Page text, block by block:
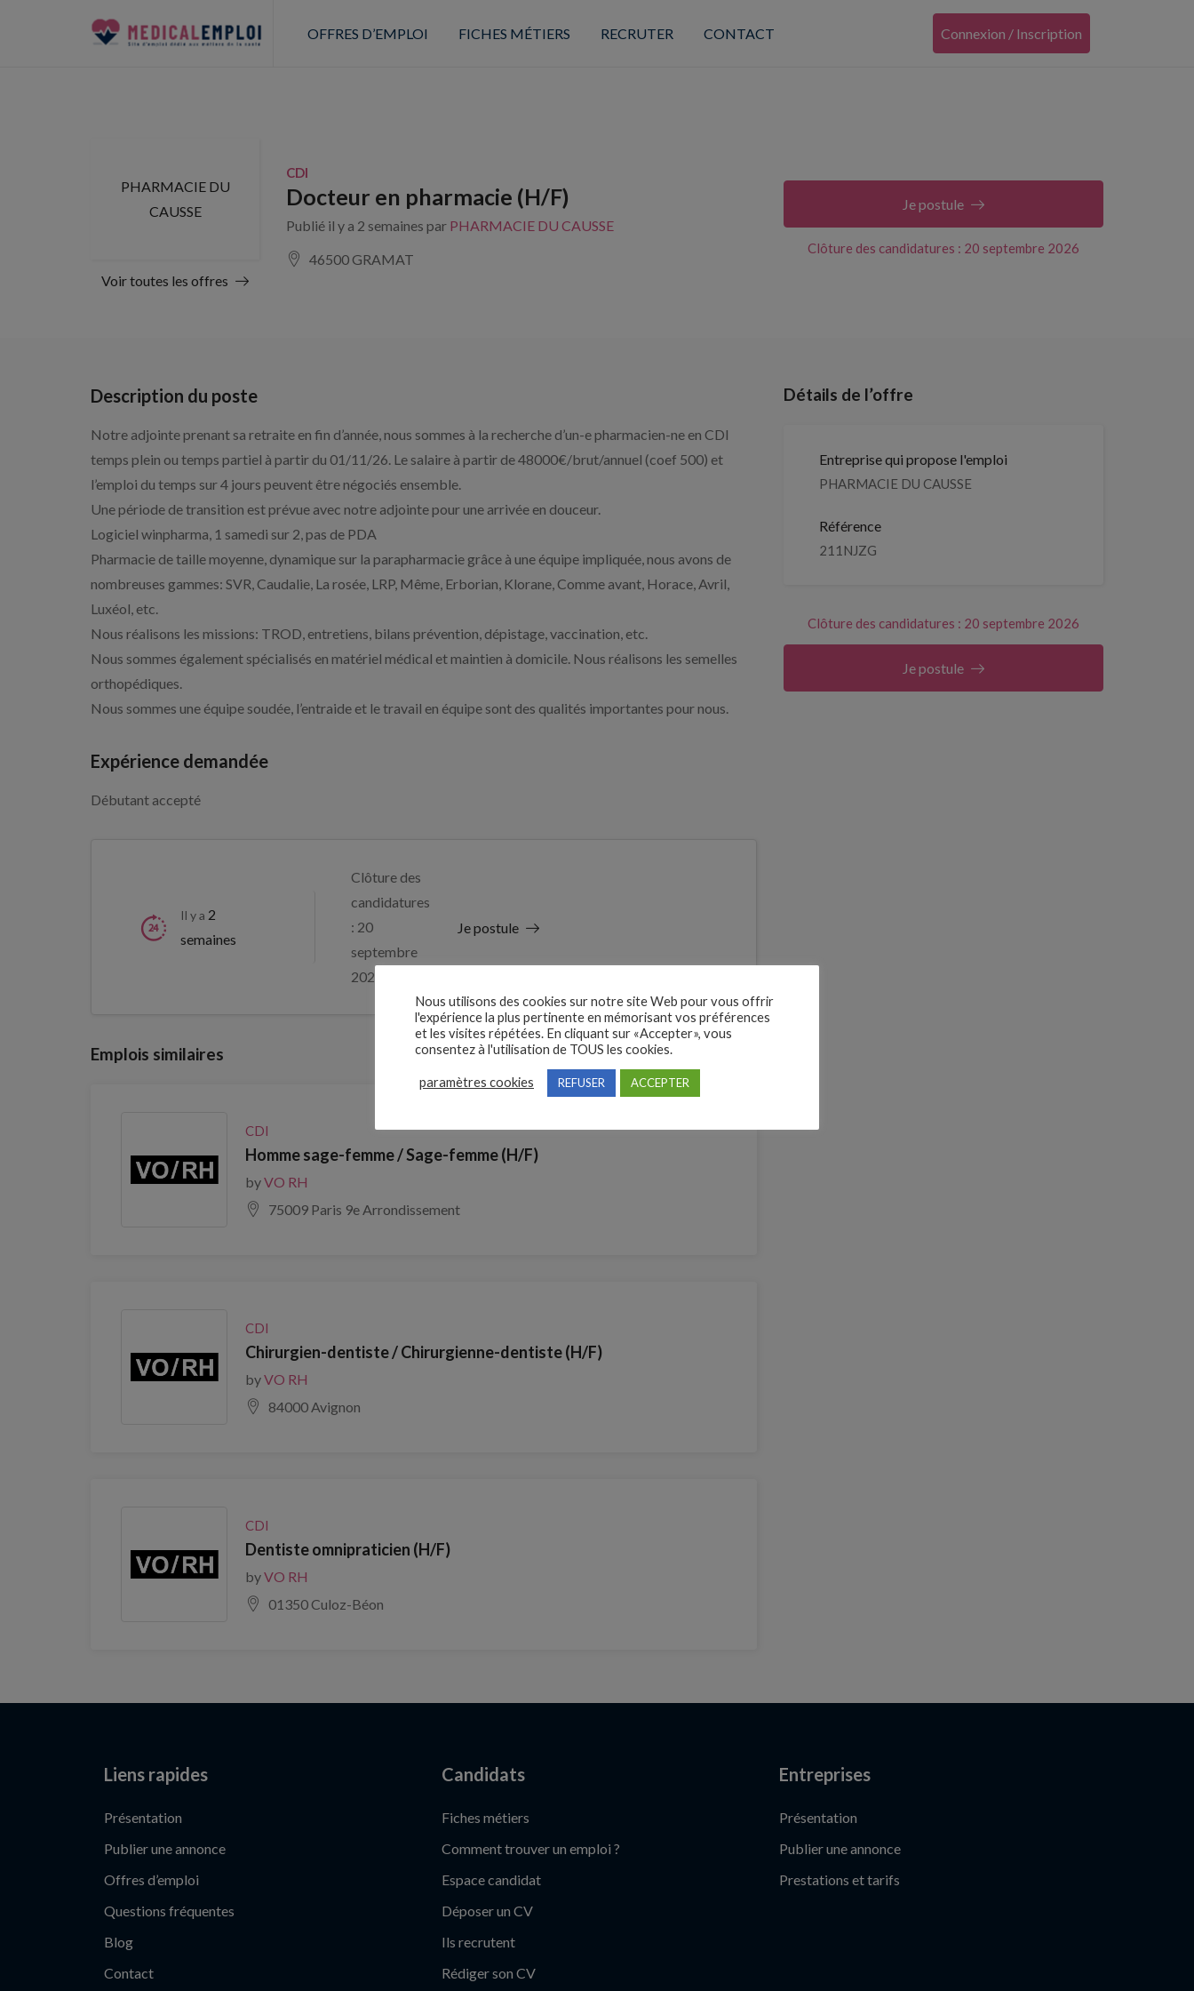
OFFRES D’EMPLOI FICHES MÉTIERS RECRUTER CONTACT Connexion / Inscription
PHARMACIE DU
CAUSSE
Voir toutes les offres
CDI
Docteur en pharmacie (H/F)
Publié il y a 2 semaines par PHARMACIE DU CAUSSE
46500 GRAMAT
Clôture des candidatures : 20 septembre 2026
Je postule
Description du poste
Notre adjointe prenant sa retraite en fin d’année, nous sommes à la recherche d’un-e pharmacien-ne en CDI
temps plein ou temps partiel à partir du 01/11/26. Le salaire à partir de 48000€/brut/annuel (coef 500) et
l’emploi du temps sur 4 jours peuvent être négociés ensemble.
Une période de transition est prévue avec notre adjointe pour une arrivée en douceur.
Logiciel winpharma, 1 samedi sur 2, pas de PDA
Pharmacie de taille moyenne, dynamique sur la parapharmacie grâce à une équipe impliquée, nous avons de
nombreuses gammes: SVR, Caudalie, La rosée, LRP, Même, Erborian, Klorane, Comme avant, Horace, Avril,
Luxéol, etc.
Nous réalisons les missions: TROD, entretiens, bilans prévention, dépistage, vaccination, etc.
Nous sommes également spécialisés en matériel médical et maintien à domicile. Nous réalisons les semelles
orthopédiques.
Nous sommes une équipe soudée, l’entraide et le travail en équipe sont des qualités importantes pour nous.
Expérience demandée
Débutant accepté
Il y a 2
semaines
Clôture des
candidatures
: 20
septembre
2026
Je postule
Emplois similaires
CDI
Homme sage-femme / Sage-femme (H/F)
byVO RH
75009 Paris 9e Arrondissement
CDI
Chirurgien-dentiste / Chirurgienne-dentiste (H/F)
byVO RH
84000 Avignon
CDI
Dentiste omnipraticien (H/F)
byVO RH
01350 Culoz-Béon
Détails de l’offre
Entreprise qui propose l'emploi
PHARMACIE DU CAUSSE
Référence
211NJZG
Clôture des candidatures : 20 septembre 2026
Je postule
Liens rapides
Présentation
Publier une annonce
Offres d’emploi
Questions fréquentes
Blog
Contact
Candidats
Fiches métiers
Comment trouver un emploi ?
Espace candidat
Déposer un CV
Ils recrutent
Rédiger son CV
Entreprises
Présentation
Publier une annonce
Prestations et tarifs
Nous utilisons des cookies sur notre site Web pour vous offrir
l'expérience la plus pertinente en mémorisant vos préférences
et les visites répétées. En cliquant sur «Accepter», vous
consentez à l'utilisation de TOUS les cookies.
paramètres cookies REFUSER ACCEPTER